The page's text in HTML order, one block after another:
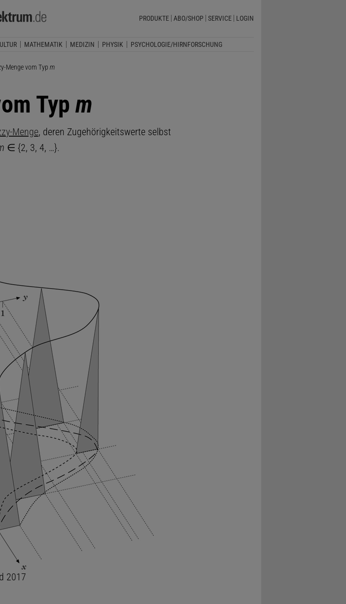
PRODUKTE ABO/SHOP SERVICE LOGIN
MATHEMATIK MEDIZIN PHYSIK PSYCHOLOGIE/HIRNFORSCHUNG
Seite:
Menge vom Typ m
Typ m
Menge, deren Zugehörigkeitswerte selbst
∈ {2, 3, 4, …}.
2017